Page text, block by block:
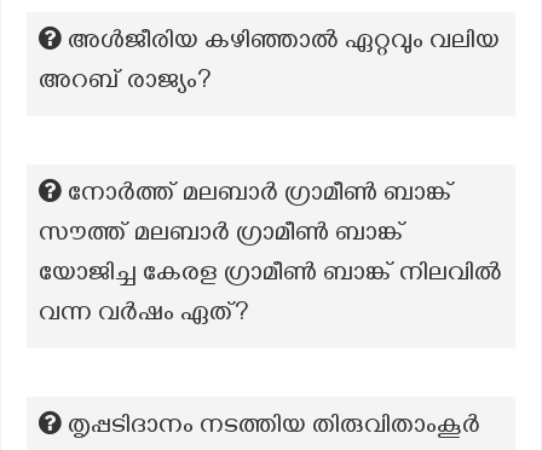
അൾജീരിയ കഴിഞ്ഞാൽ ഏറ്റവും വലിയ
അറബ് രാജ്യം?
നോർത്ത് മലബാർ ഗ്രാമീൺ ബാങ്ക്
സൗത്ത് മലബാർ ഗ്രാമീൺ ബാങ്ക്
യോജിച്ച കേരള ഗ്രാമീൺ ബാങ്ക് നിലവിൽ
വന്ന വർഷം ഏത്?
തൃപ്പടിദാനം നടത്തിയ തിരുവിതാംകൂർ